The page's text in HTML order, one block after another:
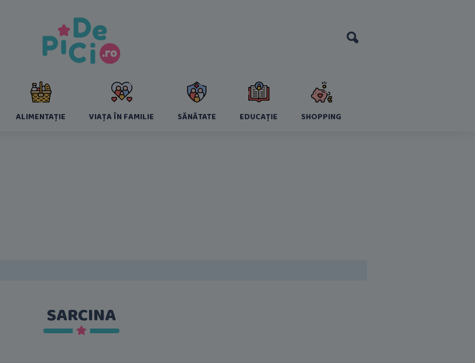
ALIMENTAȚIE VIAȚA ÎN FAMILIE SĂNĂTATE EDUCAȚIE SHOPPING
SARCINA